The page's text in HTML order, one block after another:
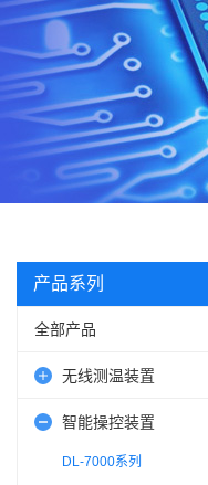
产品系列
全部产品
无线测温装置
智能操控装置
DL-7000系列